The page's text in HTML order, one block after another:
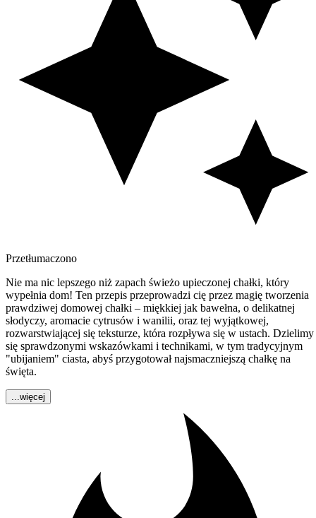
Przetłumaczono
Nie ma nic lepszego niż zapach świeżo upieczonej chałki, który
wypełnia dom! Ten przepis przeprowadzi cię przez magię tworzenia
prawdziwej domowej chałki – miękkiej jak bawełna, o delikatnej
słodyczy, aromacie cytrusów i wanilii, oraz tej wyjątkowej,
rozwarstwiającej się teksturze, która rozpływa się w ustach. Dzielimy
się sprawdzonymi wskazówkami i technikami, w tym tradycyjnym
"ubijaniem" ciasta, abyś przygotował najsmaczniejszą chałkę na
święta.
...więcej